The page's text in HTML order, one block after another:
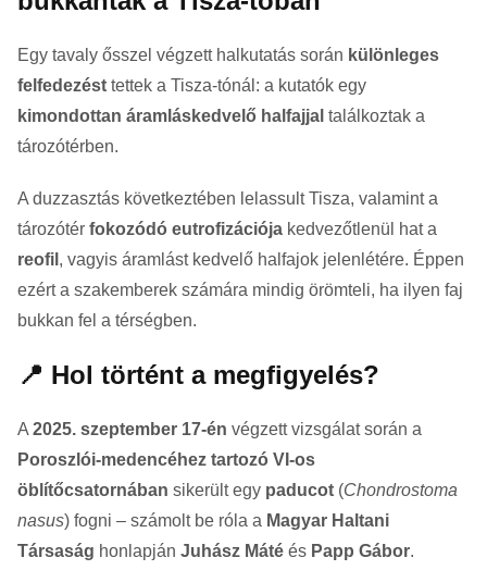
Egy tavaly ősszel végzett halkutatás során különleges
felfedezést tettek a Tisza-tónál: a kutatók egy
kimondottan áramláskedvelő halfajjal találkoztak a
tározótérben.
A duzzasztás következtében lelassult Tisza, valamint a
tározótér fokozódó eutrofizációja kedvezőtlenül hat a
reofil , vagyis áramlást kedvelő halfajok jelenlétére. Éppen
ezért a szakemberek számára mindig örömteli, ha ilyen faj
bukkan fel a térségben.
📍 Hol történt a megfigyelés?
A 2025. szeptember 17-én végzett vizsgálat során a
Poroszlói-medencéhez tartozó VI-os
öblítőcsatornában sikerült egy paducot (Chondrostoma
nasus) fogni – számolt be róla a Magyar Haltani
Társaság honlapján Juhász Máté és Papp Gábor.